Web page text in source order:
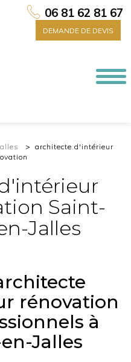
06 81 62 81 67
DEMANDE DE DEVIS
architecte d'intérieur
Saint-
Jalles
rénovation
à
Jalles